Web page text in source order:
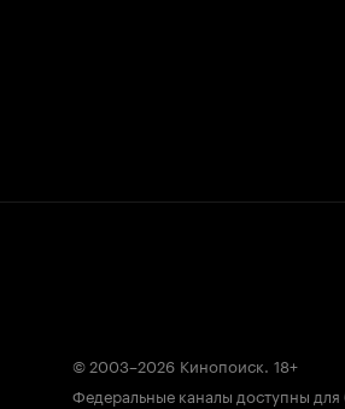
© 2003–2026 Кинопоиск. 18+
Федеральные каналы доступны